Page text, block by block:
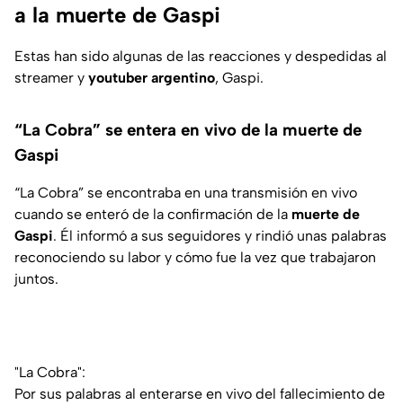
a la muerte de Gaspi
Estas han sido algunas de las reacciones y despedidas al
streamer y youtuber argentino, Gaspi.
“La Cobra” se entera en vivo de la muerte de
Gaspi
“La Cobra” se encontraba en una transmisión en vivo
cuando se enteró de la confirmación de la muerte de
Gaspi. Él informó a sus seguidores y rindió unas palabras
reconociendo su labor y cómo fue la vez que trabajaron
juntos.
"La Cobra":
Por sus palabras al enterarse en vivo del fallecimiento de